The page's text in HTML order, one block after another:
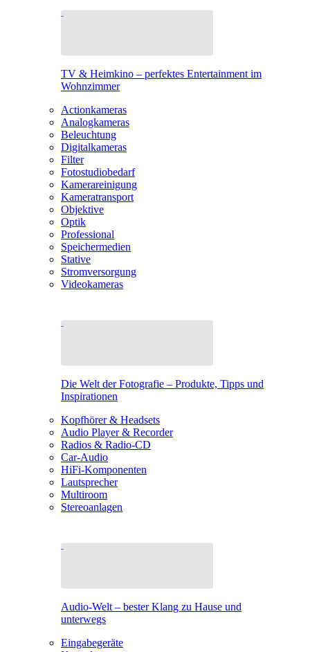
TV & Heimkino – perfektes Entertainment im
Wohnzimmer
Actionkameras
Analogkameras
Beleuchtung
Digitalkameras
Filter
Fotostudiobedarf
Kamerareinigung
Kameratransport
Objektive
Optik
Professional
Speichermedien
Stative
Stromversorgung
Videokameras
Die Welt der Fotografie – Produkte, Tipps und
Inspirationen
Kopfhörer & Headsets
Audio Player & Recorder
Radios & Radio-CD
Car-Audio
HiFi-Komponenten
Lautsprecher
Multiroom
Stereoanlagen
Audio-Welt – bester Klang zu Hause und
unterwegs
Eingabegeräte